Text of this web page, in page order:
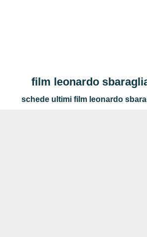
film leonardo
schede ultimi film leonardo